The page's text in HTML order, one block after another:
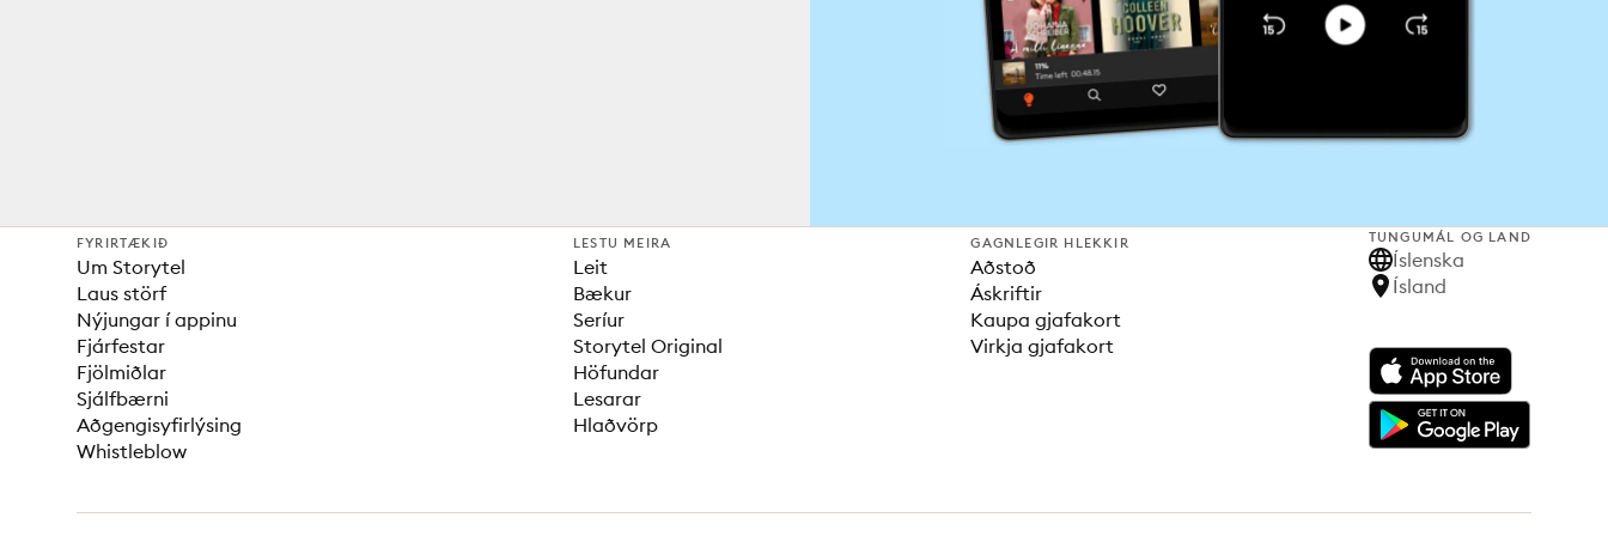
FYRIRTÆKIÐ
Um Storytel
Laus störf
Nýjungar í appinu
Fjárfestar
Fjölmiðlar
Sjálfbærni
Aðgengisyfirlýsing
Whistleblow
LESTU MEIRA
Leit
Bækur
Seríur
Storytel Original
Höfundar
Lesarar
Hlaðvörp
GAGNLEGIR HLEKKIR
Aðstoð
Áskriftir
Kaupa gjafakort
Virkja gjafakort
TUNGUMÁL OG LAND
Íslenska
Ísland